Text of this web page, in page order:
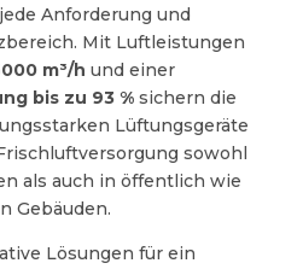
Anforderung und
Mit Luftleistungen
m³/h und einer
bis zu 93 %sichern die
Lüftungsgeräte
sowohl
als auch in öffentlich wie
Gebäuden.
Lösungen für ein